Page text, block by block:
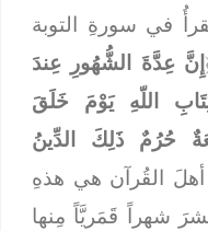
في سورةِ التوبة
عِدَّةَ الشُّهُورِ عِندَ
اللّهِ يَوْمَ خَلَقَ
حُرُمٌ ذَلِكَ الدِّينُ
القُرآن هي هذهِ
شهراً قَمَريَّاً مِنها